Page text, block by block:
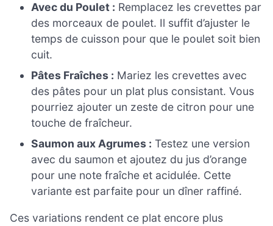
Avec du Poulet : Remplacez les crevettes par
des morceaux de poulet. Il suffit d’ajuster le
temps de cuisson pour que le poulet soit bien
cuit.
Pâtes Fraîches : Mariez les crevettes avec
des pâtes pour un plat plus consistant. Vous
pourriez ajouter un zeste de citron pour une
touche de fraîcheur.
Saumon aux Agrumes : Testez une version
avec du saumon et ajoutez du jus d’orange
pour une note fraîche et acidulée. Cette
variante est parfaite pour un dîner raffiné.
Ces variations rendent ce plat encore plus